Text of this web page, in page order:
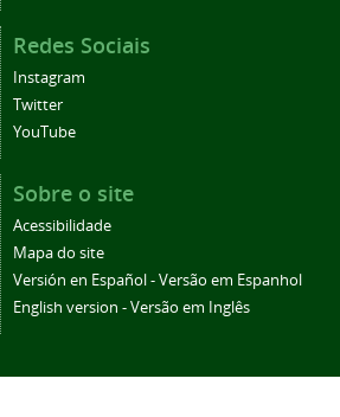
Redes Sociais
Instagram
Twitter
YouTube
Sobre o site
Acessibilidade
Mapa do site
Versión en Español - Versão em Espanhol
English version - Versão em Inglês